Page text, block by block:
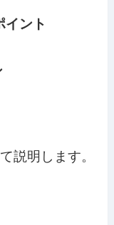
ント
説明します。